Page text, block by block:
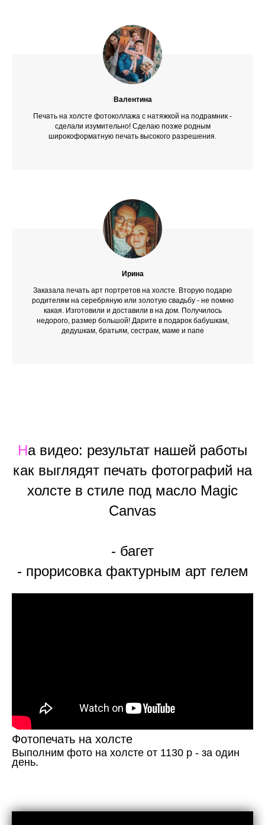
Валентина
Печать на холсте фотоколлажа с натяжкой на подрамник -
сделали изумительно! Сделаю позже родным
широкоформатную печать высокого разрешения.
Ирина
Заказала печать арт портретов на холсте. Вторую подарю
родителям на серебряную или золотую свадьбу - не помню
какая. Изготовили и доставили в на дом. Получилось
недорого, размер большой! Дарите в подарок бабушкам,
дедушкам, братьям, сестрам, маме и папе
На видео: результат нашей работы
как выглядят печать фотографий на
холсте в стиле под масло Magic
Canvas
- багет
- прорисовка фактурным арт гелем
Фотопечать на холсте
Выполним фото на холсте от 1130 р - за один
день.